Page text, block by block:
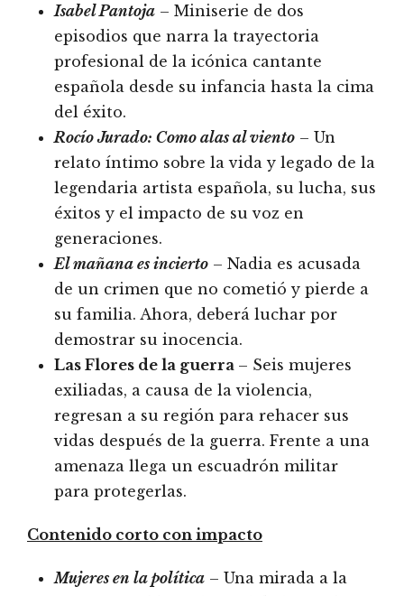
Isabel Pantoja – Miniserie de dos
episodios que narra la trayectoria
profesional de la icónica cantante
española desde su infancia hasta la cima
del éxito.
Rocío Jurado: Como alas al viento – Un
relato íntimo sobre la vida y legado de la
legendaria artista española, su lucha, sus
éxitos y el impacto de su voz en
generaciones.
El mañana es incierto – Nadia es acusada
de un crimen que no cometió y pierde a
su familia. Ahora, deberá luchar por
demostrar su inocencia.
Las Flores de la guerra – Seis mujeres
exiliadas, a causa de la violencia,
regresan a su región para rehacer sus
vidas después de la guerra. Frente a una
amenaza llega un escuadrón militar
para protegerlas.
Contenido corto con impacto
Mujeres en la política – Una mirada a la